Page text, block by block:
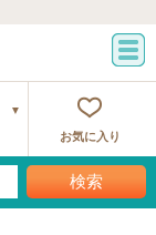
お気に入り
検索